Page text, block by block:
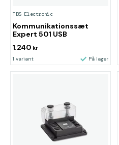
TBS Electronic
Kommunikationssæt
Expert 501 USB
1.240 kr
1 variant På lager